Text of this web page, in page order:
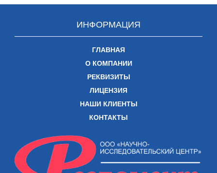
ИНФОРМАЦИЯ
ГЛАВНАЯ
О КОМПАНИИ
РЕКВИЗИТЫ
ЛИЦЕНЗИЯ
НАШИ КЛИЕНТЫ
КОНТАКТЫ